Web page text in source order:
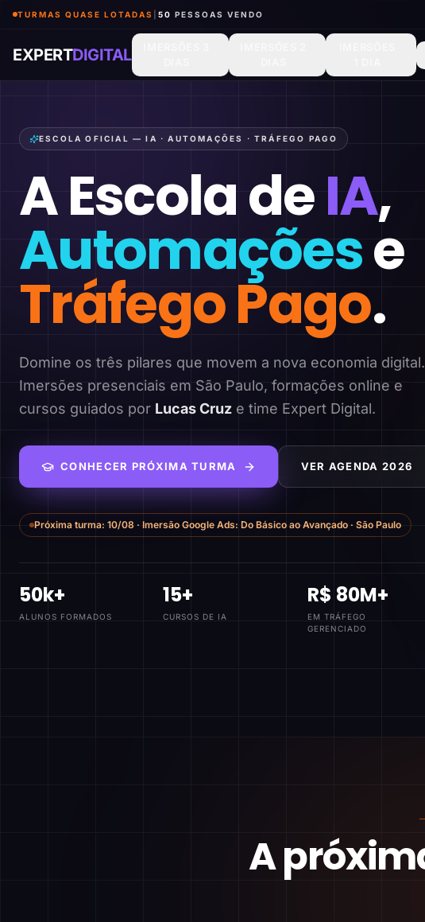
TURMAS QUASE LOTADAS 50 PESSOAS VENDO
EXPERTDIGITAL
ESCOLA OFICIAL — IA · AUTOMAÇÕES · TRÁFEGO PAGO
A Escola deIA,
Automaçõese
Tráfego Pago.
Domine os três pilares que movem a nova economia digital.
Imersões presenciais em São Paulo, formações online e
cursos guiados por Lucas Cruz e time Expert Digital.
CONHECER PRÓXIMA TURMA VER AGENDA 2026
Próxima turma: 10/08 · Imersão Google Ads: Do Básico ao Avançado · São Paulo
50k+
ALUNOS FORMADOS
15+
CURSOS DE IA
R$ 80M+
EM TRÁFEGO
GERENCIADO
A